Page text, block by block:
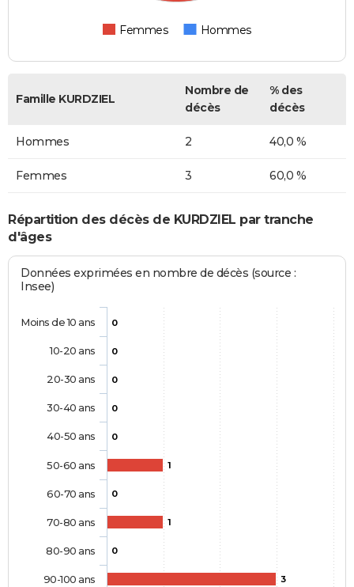
Femmes Hommes
Famille KURDZIEL
Nombre de
décès
% des
décès
Hommes 2 40,0 %
Femmes 3 60,0 %
Répartition des décès de KURDZIEL par tranche
d'âges
Données exprimées en nombre de décès (source :
Insee)
0
0
0
0
0
1
0
1
0
3
Moins de 10 ans
10-20 ans
20-30 ans
30-40 ans
40-50 ans
50-60 ans
60-70 ans
70-80 ans
80-90 ans
90-100 ans